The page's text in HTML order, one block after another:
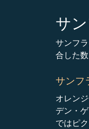
サ
サンフ
合した
サンフ
オレン
デン・
ではピ